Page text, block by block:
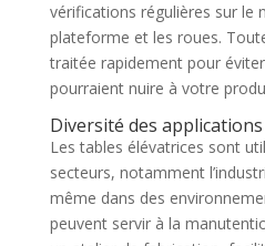
vérifications régulières sur le
plateforme et les roues.
traitée rapidement pour
pourraient nuire à votre
Diversité des
Les tables élévatrices sont
secteurs, notamment
même dans des
peuvent servir à la